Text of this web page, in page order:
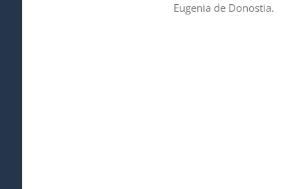
Eugenia de Donostia.